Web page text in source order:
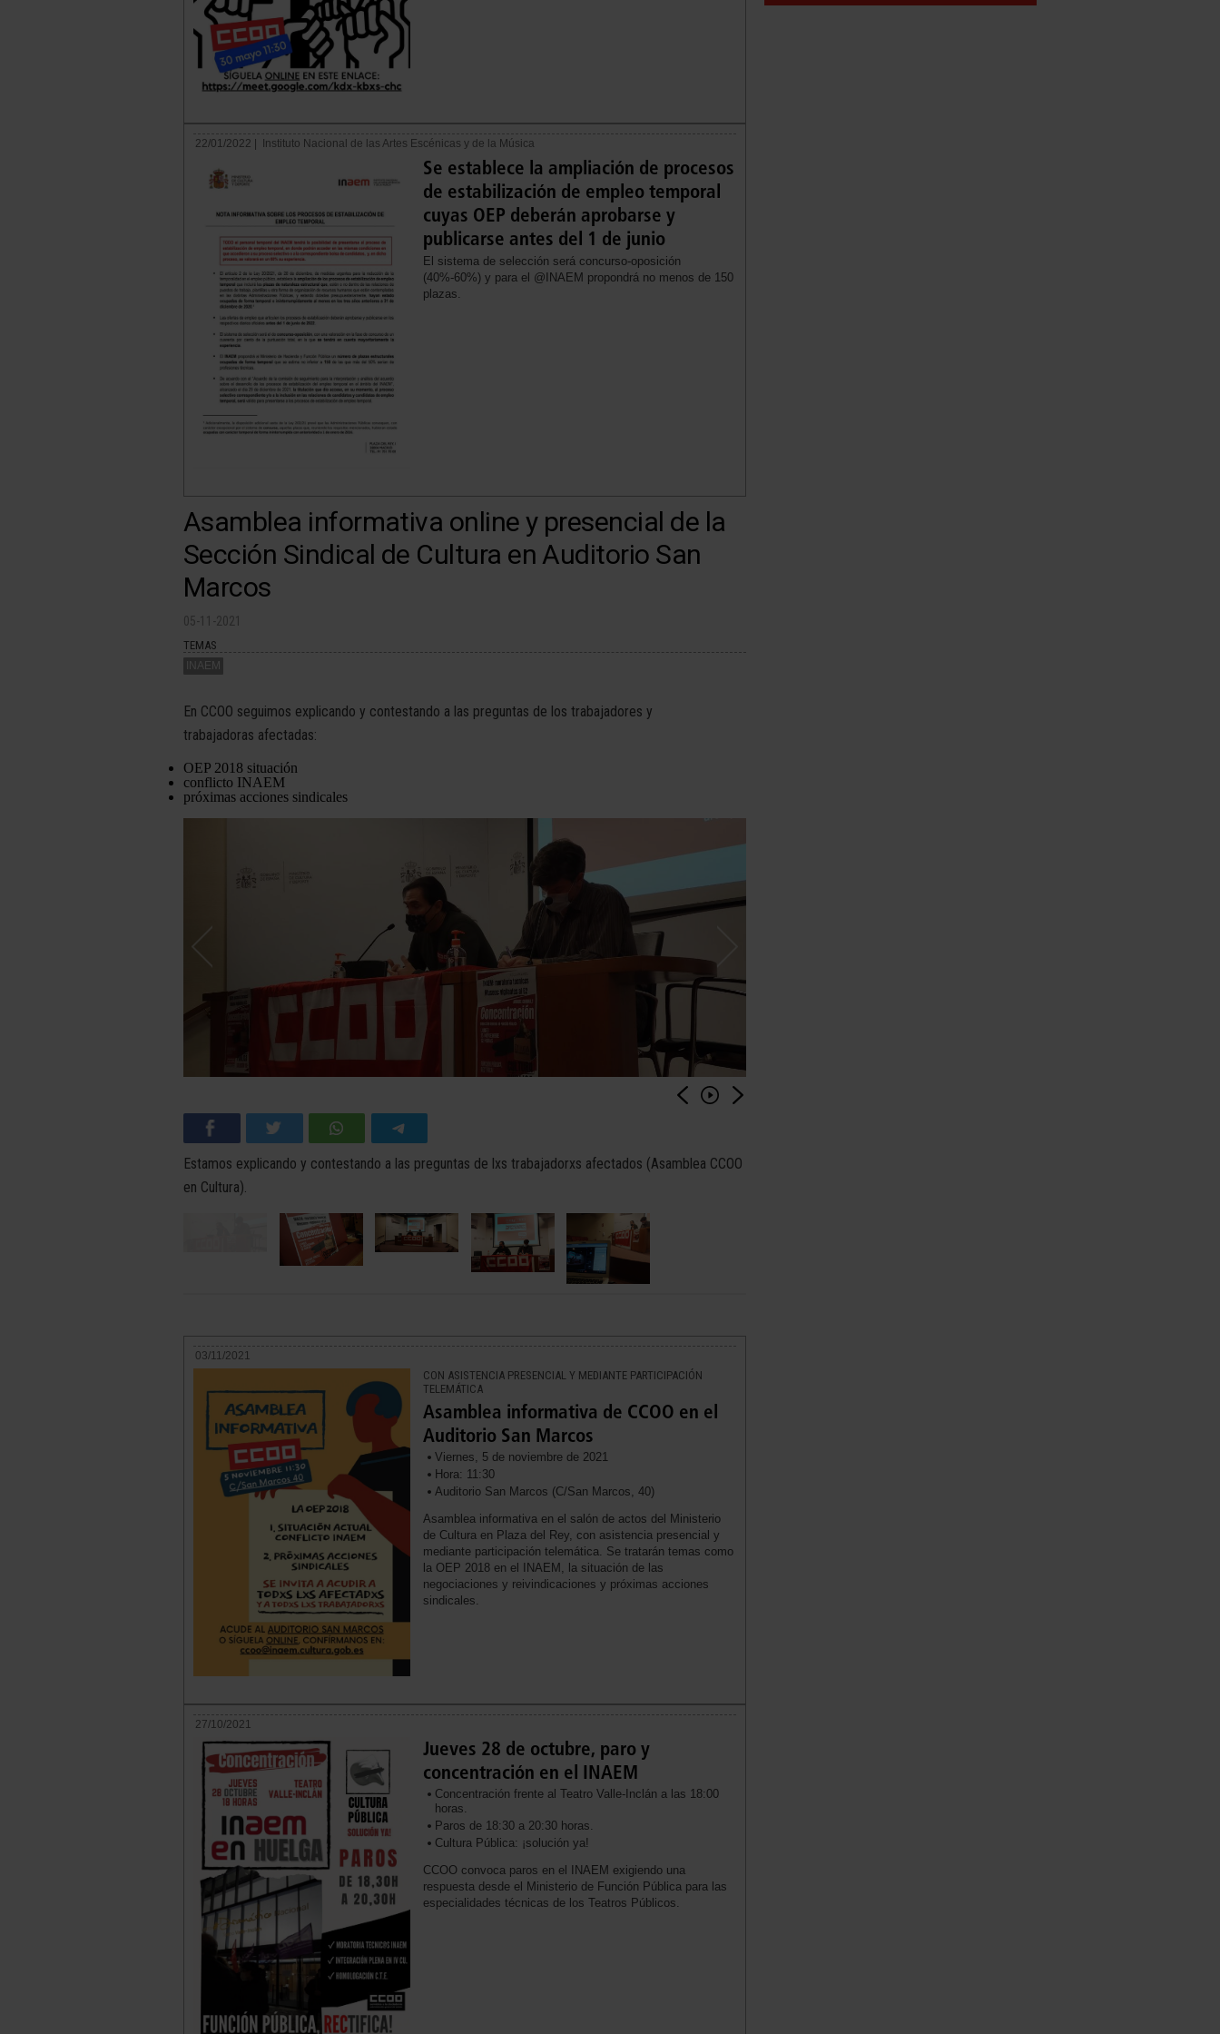
22/01/2022 | Instituto Nacional de las Artes Escénicas y de la Música
Se establece la ampliación de procesos
de estabilización de empleo temporal
cuyas OEP deberán aprobarse y
publicarse antes del 1 de junio
El sistema de selección será concurso-oposición
(40%-60%) y para el @INAEM propondrá no menos de 150
plazas.
Asamblea informativa online y presencial de la
Sección Sindical de Cultura en Auditorio San
Marcos
05-11-2021
TEMAS
INAEM
En CCOO seguimos explicando y contestando a las preguntas de los trabajadores y
trabajadoras afectadas:
OEP 2018 situación
conflicto INAEM
próximas acciones sindicales
Estamos explicando y contestando a las preguntas de lxs trabajadorxs afectados (Asamblea CCOO
en Cultura).
03/11/2021
CON ASISTENCIA PRESENCIAL Y MEDIANTE PARTICIPACIÓN
TELEMÁTICA
Asamblea informativa de CCOO en el
Auditorio San Marcos
Viernes, 5 de noviembre de 2021
Hora: 11:30
Auditorio San Marcos (C/San Marcos, 40)
Asamblea informativa en el salón de actos del Ministerio
de Cultura en Plaza del Rey, con asistencia presencial y
mediante participación telemática. Se tratarán temas como
la OEP 2018 en el INAEM, la situación de las
negociaciones y reivindicaciones y próximas acciones
sindicales.
27/10/2021
Jueves 28 de octubre, paro y
concentración en el INAEM
Concentración frente al Teatro Valle-Inclán a las 18:00
horas.
Paros de 18:30 a 20:30 horas.
Cultura Pública: ¡solución ya!
CCOO convoca paros en el INAEM exigiendo una
respuesta desde el Ministerio de Función Pública para las
especialidades técnicas de los Teatros Públicos.